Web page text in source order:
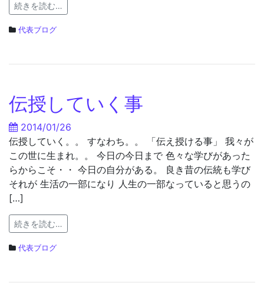
続きを読む…
代表ブログ
伝授していく事
2014/01/26
伝授していく。。 すなわち。。 「伝え授ける事」 我々が
この世に生まれ。。 今日の今日まで 色々な学びがあった
らからこそ・・ 今日の自分がある。 良き昔の伝統も学び
それが 生活の一部になり 人生の一部なっていると思うの
[…]
続きを読む…
代表ブログ